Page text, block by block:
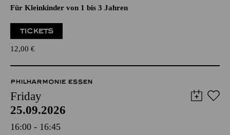
Für Kleinkinder von 1 bis 3 Jahren
TICKETS
12,00 €
PHILHARMONIE ESSEN
Friday
25.09.2026
16:00 - 16:45